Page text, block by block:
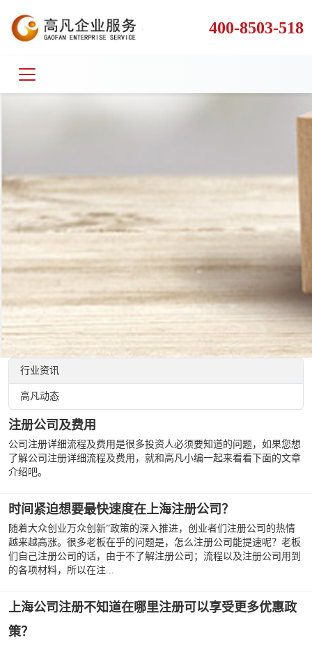
400-8503-518
行业资讯
高凡动态
注册公司及费用
公司注册详细流程及费用是很多投资人必须要知道的问题，如果您想
了解公司注册详细流程及费用，就和高凡小编一起来看看下面的文章
介绍吧。
时间紧迫想要最快速度在上海注册公司？
随着大众创业万众创新”政策的深入推进，创业者们注册公司的热情
越来越高涨。很多老板在乎的问题是，怎么注册公司能提速呢？老板
们自己注册公司的话，由于不了解注册公司；流程以及注册公司用到
的各项材料，所以在注...
上海公司注册不知道在哪里注册可以享受更多优惠政
策？